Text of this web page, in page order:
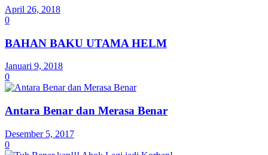
April 26, 2018
0
BAHAN BAKU UTAMA HELM
Januari 9, 2018
0
Antara Benar dan Merasa Benar
Desember 5, 2017
0